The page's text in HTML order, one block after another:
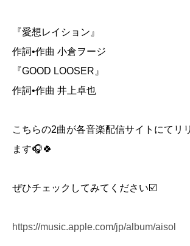
『愛想レイション』
作詞•作曲 小倉ヲージ
⁡『GOOD LOOSER』
作詞•作曲 井上卓也
こちらの2曲が各音楽配信サイトにてリ
ます🎧🍀
ぜひチェックしてみてください☑️
https://music.apple.com/jp/album/aisol